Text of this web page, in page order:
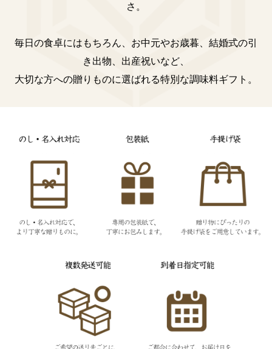
さ。
毎日の食卓にはもちろん、お中元やお歳暮、結婚式の引
き出物、出産祝いなど、
大切な方への贈りものに選ばれる特別な調味料ギフト。